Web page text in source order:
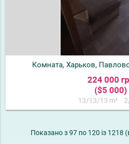
Комната, Харьков,
224 000
($5 000)
13/13/13 m²
Показано з 97 по 120 із 1218